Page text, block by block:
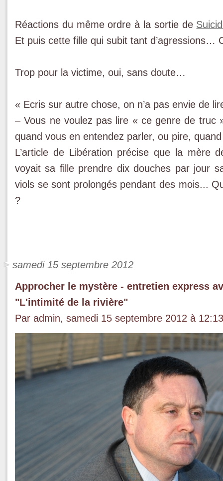
Réactions du même ordre à la sortie de
Et puis cette fille qui subit tant d’agressions…
Trop pour la victime, oui, sans doute…
« Ecris sur autre chose, on n’a pas envie de
– Vous ne voulez pas lire « ce genre de truc
quand vous en entendez parler, ou pire,
L’article de Libération précise que la mère
voyait sa fille prendre dix douches par jour
viols se sont prolongés pendant des mois...
?
samedi 15 septembre 2012
Approcher le mystère - entretien express
"L'intimité de la rivière"
Par admin, samedi 15 septembre 2012 à